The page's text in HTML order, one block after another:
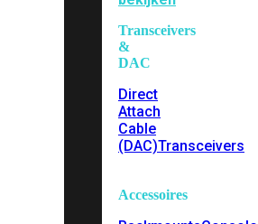
Transceivers
&
DAC
Direct
Attach
Cable
(DAC)Transceivers
Accessoires